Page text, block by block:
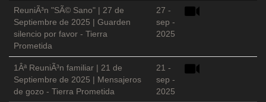
ReuniÃ³n "SÃ© Sano" | 27 de
Septiembre de 2025 | Guarden
silencio por favor - Tierra
Prometida
27 -
sep -
2025
1Âª ReuniÃ³n familiar | 21 de
Septiembre de 2025 | Mensajeros
de gozo - Tierra Prometida
21 -
sep -
2025